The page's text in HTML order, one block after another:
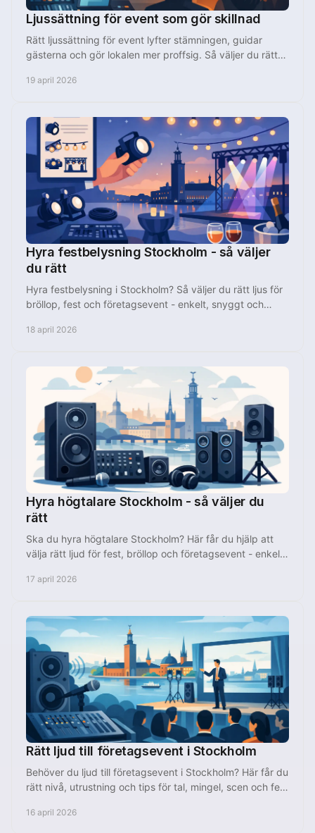
Ljussättning för event som gör skillnad
Rätt ljussättning för event lyfter stämningen, guidar
gästerna och gör lokalen mer proffsig. Så väljer du rätt
19 april 2026
Hyra festbelysning Stockholm - så väljer
du rätt
Hyra festbelysning i Stockholm? Så väljer du rätt ljus för
bröllop, fest och företagsevent - enkelt, snyggt och
18 april 2026
Hyra högtalare Stockholm - så väljer du
rätt
Ska du hyra högtalare Stockholm? Här får du hjälp att
välja rätt ljud för fest, bröllop och företagsevent - enkelt
17 april 2026
Rätt ljud till företagsevent i Stockholm
Behöver du ljud till företagsevent i Stockholm? Här får du
rätt nivå, utrustning och tips för tal, mingel, scen och fest
16 april 2026